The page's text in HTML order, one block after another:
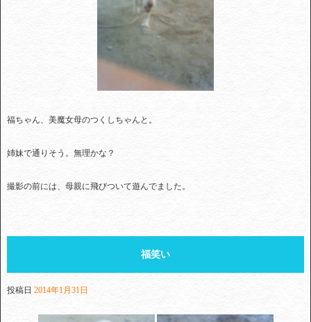
福ちゃん、美魔女母のつくしちゃんと。
姉妹で通りそう。無理かな？
撮影の前には、母親に飛びついて遊んでました。
福笑い
投稿日 2014年1月31日